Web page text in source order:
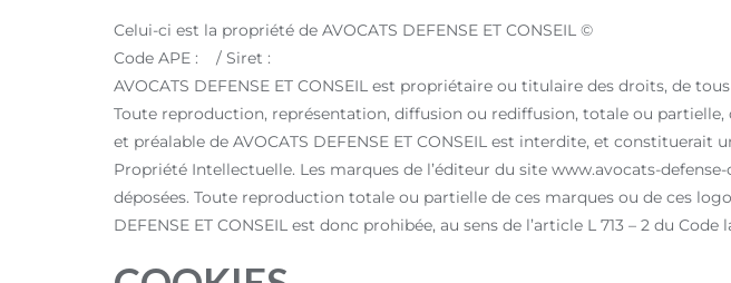
Celui-ci est la propriété de AVOCATS DEFENSE ET CONSEIL ©
Code APE : / Siret :
AVOCATS DEFENSE ET CONSEIL est propriétaire ou titulaire des droits, de
Toute reproduction, représentation, diffusion ou rediffusion, totale ou
et préalable de AVOCATS DEFENSE ET CONSEIL est interdite, et
Propriété Intellectuelle. Les marques de l’éditeur du site www.avocats-
déposées. Toute reproduction totale ou partielle de ces marques ou de ces
DEFENSE ET CONSEIL est donc prohibée, au sens de l’article L 713 – 2 du